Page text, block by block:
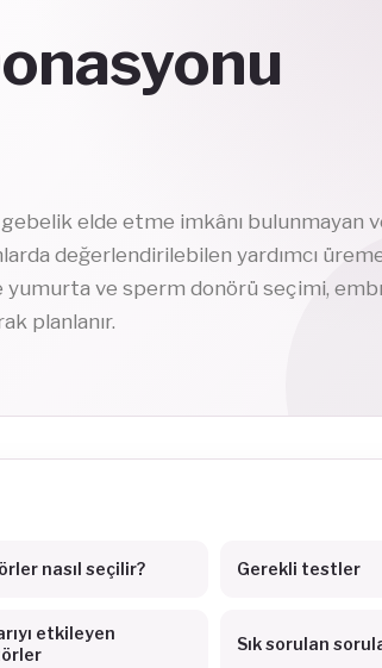
elde etme imkânı bulunmayan
değerlendirilebilen yardımcı
ve sperm donörü seçimi,
planlanır.
nasıl seçilir? Gerekli testler
etkileyen
Sık sorulan